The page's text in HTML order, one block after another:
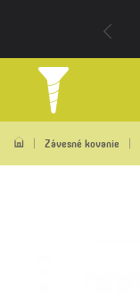
Závesné kovanie